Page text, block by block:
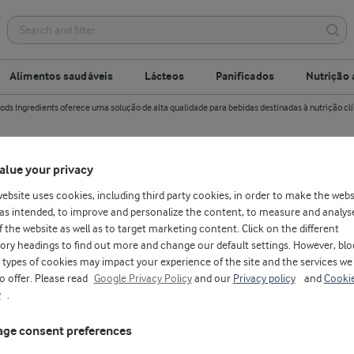
Alimentos saudáveis Lácteos Panificados Nutrição
Ingredients oferece uma solução de alta qualidade para bebidas destinadas à nutrição
e alto teor de proteína:
oferece uma
para bebidas
fevereiro 19, 2019
your privacy
uses cookies, including third party cookies, in order to make the
intended, to improve and personalize the content, to measure and
the website as well as to target marketing content. Click on the different
headings to find out more and change our default settings. However,
types of cookies may impact your experience of the site and the services we
offer. Please read
Google Privacy Policyand our Privacy policy and
.
consent preferences